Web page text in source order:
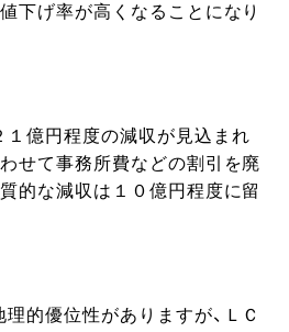
下げ率が高くなることになり
１億円程度の減収が見込まれ
せて事務所費などの割引を廃
的な減収は１０億円程度に留
的優位性がありますが、ＬＣ